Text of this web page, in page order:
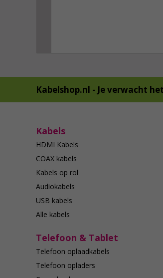
Kabelshop.nl - Je verwacht
Kabels
HDMI Kabels
COAX kabels
Kabels op rol
Audiokabels
USB kabels
Alle kabels
Telefoon & Tablet
Telefoon oplaadkabels
Telefoon opladers